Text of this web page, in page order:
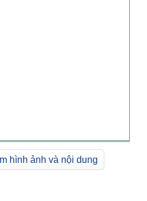
hình ảnh và nội dung